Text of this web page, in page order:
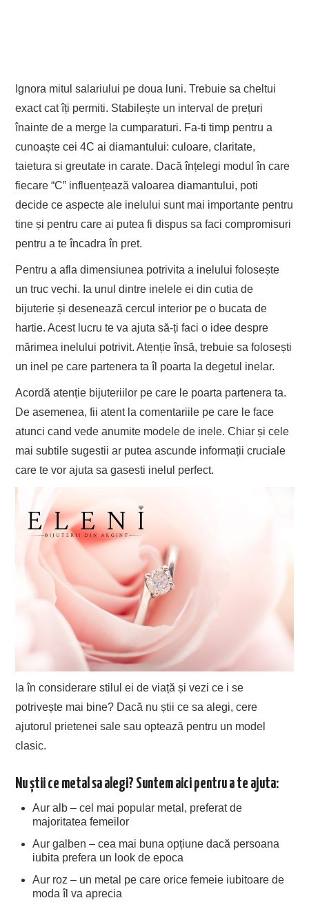
Ignora mitul salariului pe doua luni. Trebuie sa cheltui
exact cat îți permiti. Stabilește un interval de prețuri
înainte de a merge la cumparaturi. Fa-ti timp pentru a
cunoaște cei 4C ai diamantului: culoare, claritate,
taietura si greutate in carate. Dacă înțelegi modul în care
fiecare “C” influențează valoarea diamantului, poti
decide ce aspecte ale inelului sunt mai importante pentru
tine și pentru care ai putea fi dispus sa faci compromisuri
pentru a te încadra în pret.
Pentru a afla dimensiunea potrivita a inelului folosește
un truc vechi. Ia unul dintre inelele ei din cutia de
bijuterie și desenează cercul interior pe o bucata de
hartie. Acest lucru te va ajuta să-ți faci o idee despre
mărimea inelului potrivit. Atenție însă, trebuie sa folosești
un inel pe care partenera ta îl poarta la degetul inelar.
Acordă atenție bijuteriilor pe care le poarta partenera ta.
De asemenea, fii atent la comentariile pe care le face
atunci cand vede anumite modele de inele. Chiar și cele
mai subtile sugestii ar putea ascunde informații cruciale
care te vor ajuta sa gasesti inelul perfect.
Ia în considerare stilul ei de viață și vezi ce i se
potrivește mai bine? Dacă nu știi ce sa alegi, cere
ajutorul prietenei sale sau optează pentru un model
clasic.
Nu știi ce metal sa alegi? Suntem aici pentru a te ajuta:
Aur alb – cel mai popular metal, preferat de
majoritatea femeilor
Aur galben – cea mai buna opțiune dacă persoana
iubita prefera un look de epoca
Aur roz – un metal pe care orice femeie iubitoare de
moda îl va aprecia